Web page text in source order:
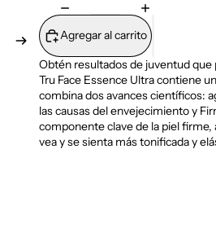
Agregar al carrito
Obtén resultados de juventud que
Tru Face Essence Ultra contiene
combina dos avances científicos:
las causas del envejecimiento y
componente clave de la piel firme,
vea y se sienta más tonificada y